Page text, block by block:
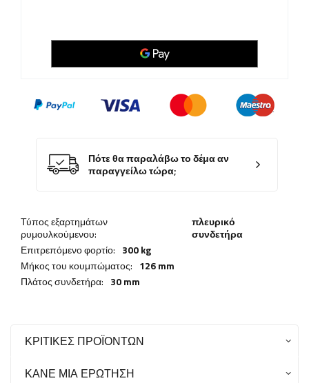
Πότε θα παραλάβω το δέμα αν
παραγγείλω τώρα;
Τύπος εξαρτημάτων
ρυμουλκούμενου:
πλευρικό
συνδετήρα
Επιτρεπόμενο φορτίο: 300 kg
Μήκος του κουμπώματος: 126 mm
Πλάτος συνδετήρα: 30 mm
ΚΡΙΤΙΚΈΣ ΠΡΟΪΌΝΤΩΝ
ΚΆΝΕ ΜΙΑ ΕΡΏΤΗΣΗ